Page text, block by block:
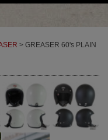
> GREASER 60's PLAIN